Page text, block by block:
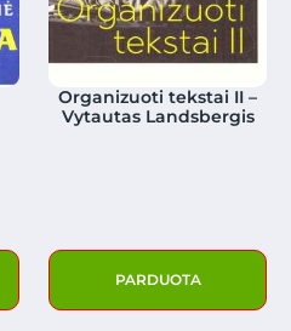
Organizuoti tekstai II –
Vytautas Landsbergis
PARDUOTA